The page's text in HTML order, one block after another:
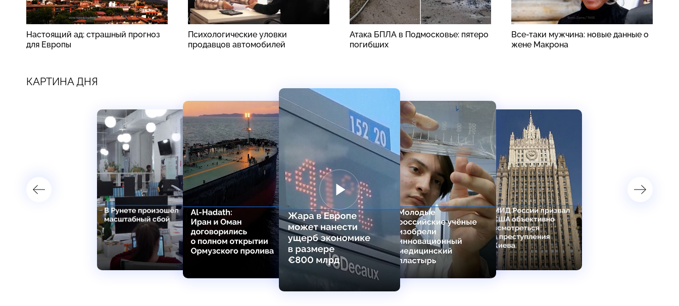
Настоящий ад: страшный прогноз
для Европы
Психологические уловки
продавцов автомобилей
Атака БПЛА в Подмосковье: пятеро
погибших
Все-таки мужчина: новые данные о
жене Макрона
КАРТИНА ДНЯ